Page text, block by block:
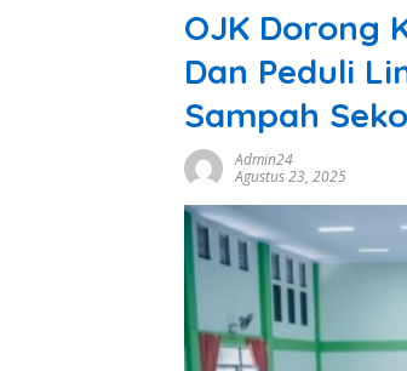
OJK Dorong
Dan Peduli
Sampah
Admin24
Agustus 23, 2025